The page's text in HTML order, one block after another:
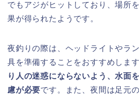
でもアジがヒットしており、場所
果が得られたようです。
夜釣りの際は、ヘッドライトやラ
具を準備することをおすすめします
り人の迷惑にならないよう、水面
慮が必要です。また、夜間は足元